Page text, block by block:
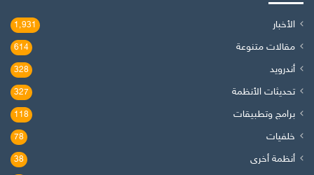
الأخبار 1٬931
مقالات متنوعة 614
أندرويد 328
تحديثات الأنظمة 327
برامج وتطبيقات 118
خلفيات 78
أنظمة أخرى 38